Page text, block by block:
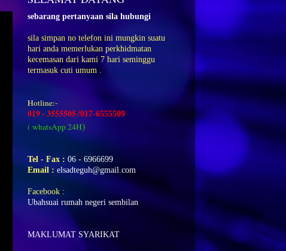
sebarang pertanyaan sila hubungi
sila simpan no telefon ini mungkin suatu
hari anda memerlukan perkhidmatan
kecemasan dari kami 7 hari seminggu
termasuk cuti umum .
Hotline:-
019 - 3555505 /017-6555509
( whatsApp 24H)
Tel - Fax : 06 - 6966699
Email : elsadteguh@gmail.com
Facebook :
Ubahsuai rumah negeri sembilan
MAKLUMAT SYARIKAT